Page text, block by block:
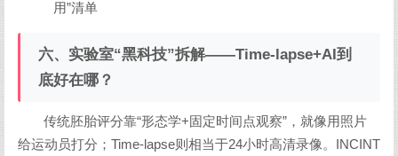
用”清单
六、实验室“黑科技”拆解——Time-lapse+AI到
底好在哪？
传统胚胎评分靠“形态学+固定时间点观察”，就像用照片
给运动员打分；Time-lapse则相当于24小时高清录像。INCINT